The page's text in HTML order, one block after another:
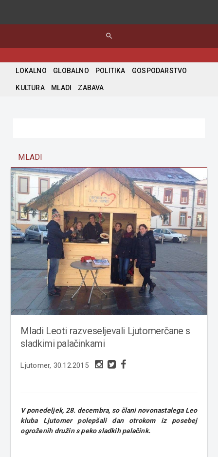
search
LOKALNO GLOBALNO POLITIKA GOSPODARSTVO
KULTURA MLADI ZABAVA
MLADI
Mladi Leoti razveseljevali Ljutomerčane s
sladkimi palačinkami
Ljutomer, 30.12.2015
V ponedeljek, 28. decembra, so člani novonastalega Leo
kluba Ljutomer polepšali dan otrokom iz posebej
ogroženih družin s peko sladkih palačink.